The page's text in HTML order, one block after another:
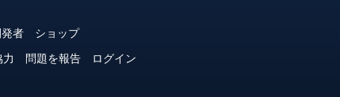
者
ショップ
問題を報告
ログイン